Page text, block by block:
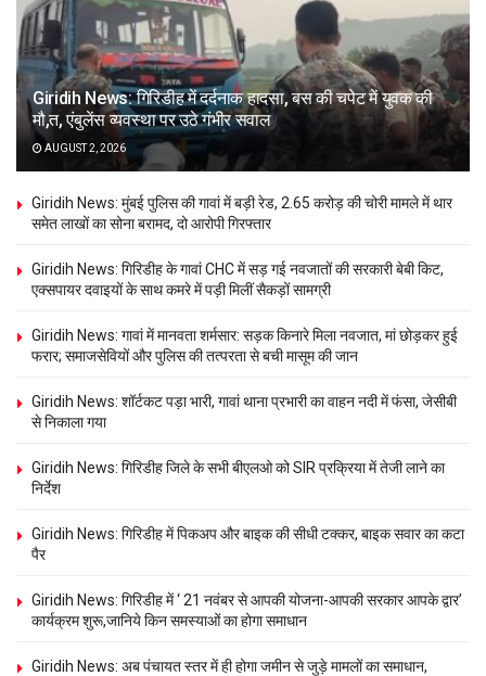
Giridih News: गिरिडीह में दर्दनाक हादसा, बस की चपेट में युवक की
मौ,त, एंबुलेंस व्यवस्था पर उठे गंभीर सवाल
AUGUST 2, 2026
Giridih News: मुंबई पुलिस की गावां में बड़ी रेड, 2.65 करोड़ की चोरी मामले में थार
समेत लाखों का सोना बरामद, दो आरोपी गिरफ्तार
Giridih News: गिरिडीह के गावां CHC में सड़ गई नवजातों की सरकारी बेबी किट,
एक्सपायर दवाइयों के साथ कमरे में पड़ी मिलीं सैकड़ों सामग्री
Giridih News: गावां में मानवता शर्मसार: सड़क किनारे मिला नवजात, मां छोड़कर हुई
फरार; समाजसेवियों और पुलिस की तत्परता से बची मासूम की जान
Giridih News: शॉर्टकट पड़ा भारी, गावां थाना प्रभारी का वाहन नदी में फंसा, जेसीबी
से निकाला गया
Giridih News: गिरिडीह जिले के सभी बीएलओ को SIR प्रक्रिया में तेजी लाने का
निर्देश
Giridih News: गिरिडीह में पिकअप और बाइक की सीधी टक्कर, बाइक सवार का कटा
पैर
Giridih News: गिरिडीह में ‘ 21 नवंबर से आपकी योजना-आपकी सरकार आपके द्वार’
कार्यक्रम शुरू,जानिये किन समस्याओं का होगा समाधान
Giridih News: अब पंचायत स्तर में ही होगा जमीन से जुड़े मामलों का समाधान,